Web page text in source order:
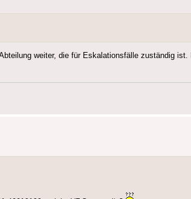
weiter, die für Eskalationsfälle zuständig ist.